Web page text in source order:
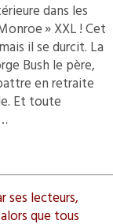
dans les
» XXL ! Cet
il se durcit. La
Bush le père,
en retraite
Et toute
ses lecteurs,
que tous